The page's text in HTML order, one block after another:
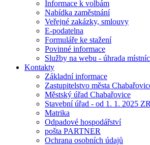
Informace k volbám
Nabídka zaměstnání
Veřejné zakázky, smlouvy
E-podatelna
Formuláře ke stažení
Povinné informace
Služby na webu - úhrada
Kontakty
Základní informace
Zastupitelstvo města
Městský úřad Chabařovice
Stavební úřad - od 1. 1. 2025
Matrika
Odpadové hospodářství
pošta PARTNER
Ochrana osobních údajů